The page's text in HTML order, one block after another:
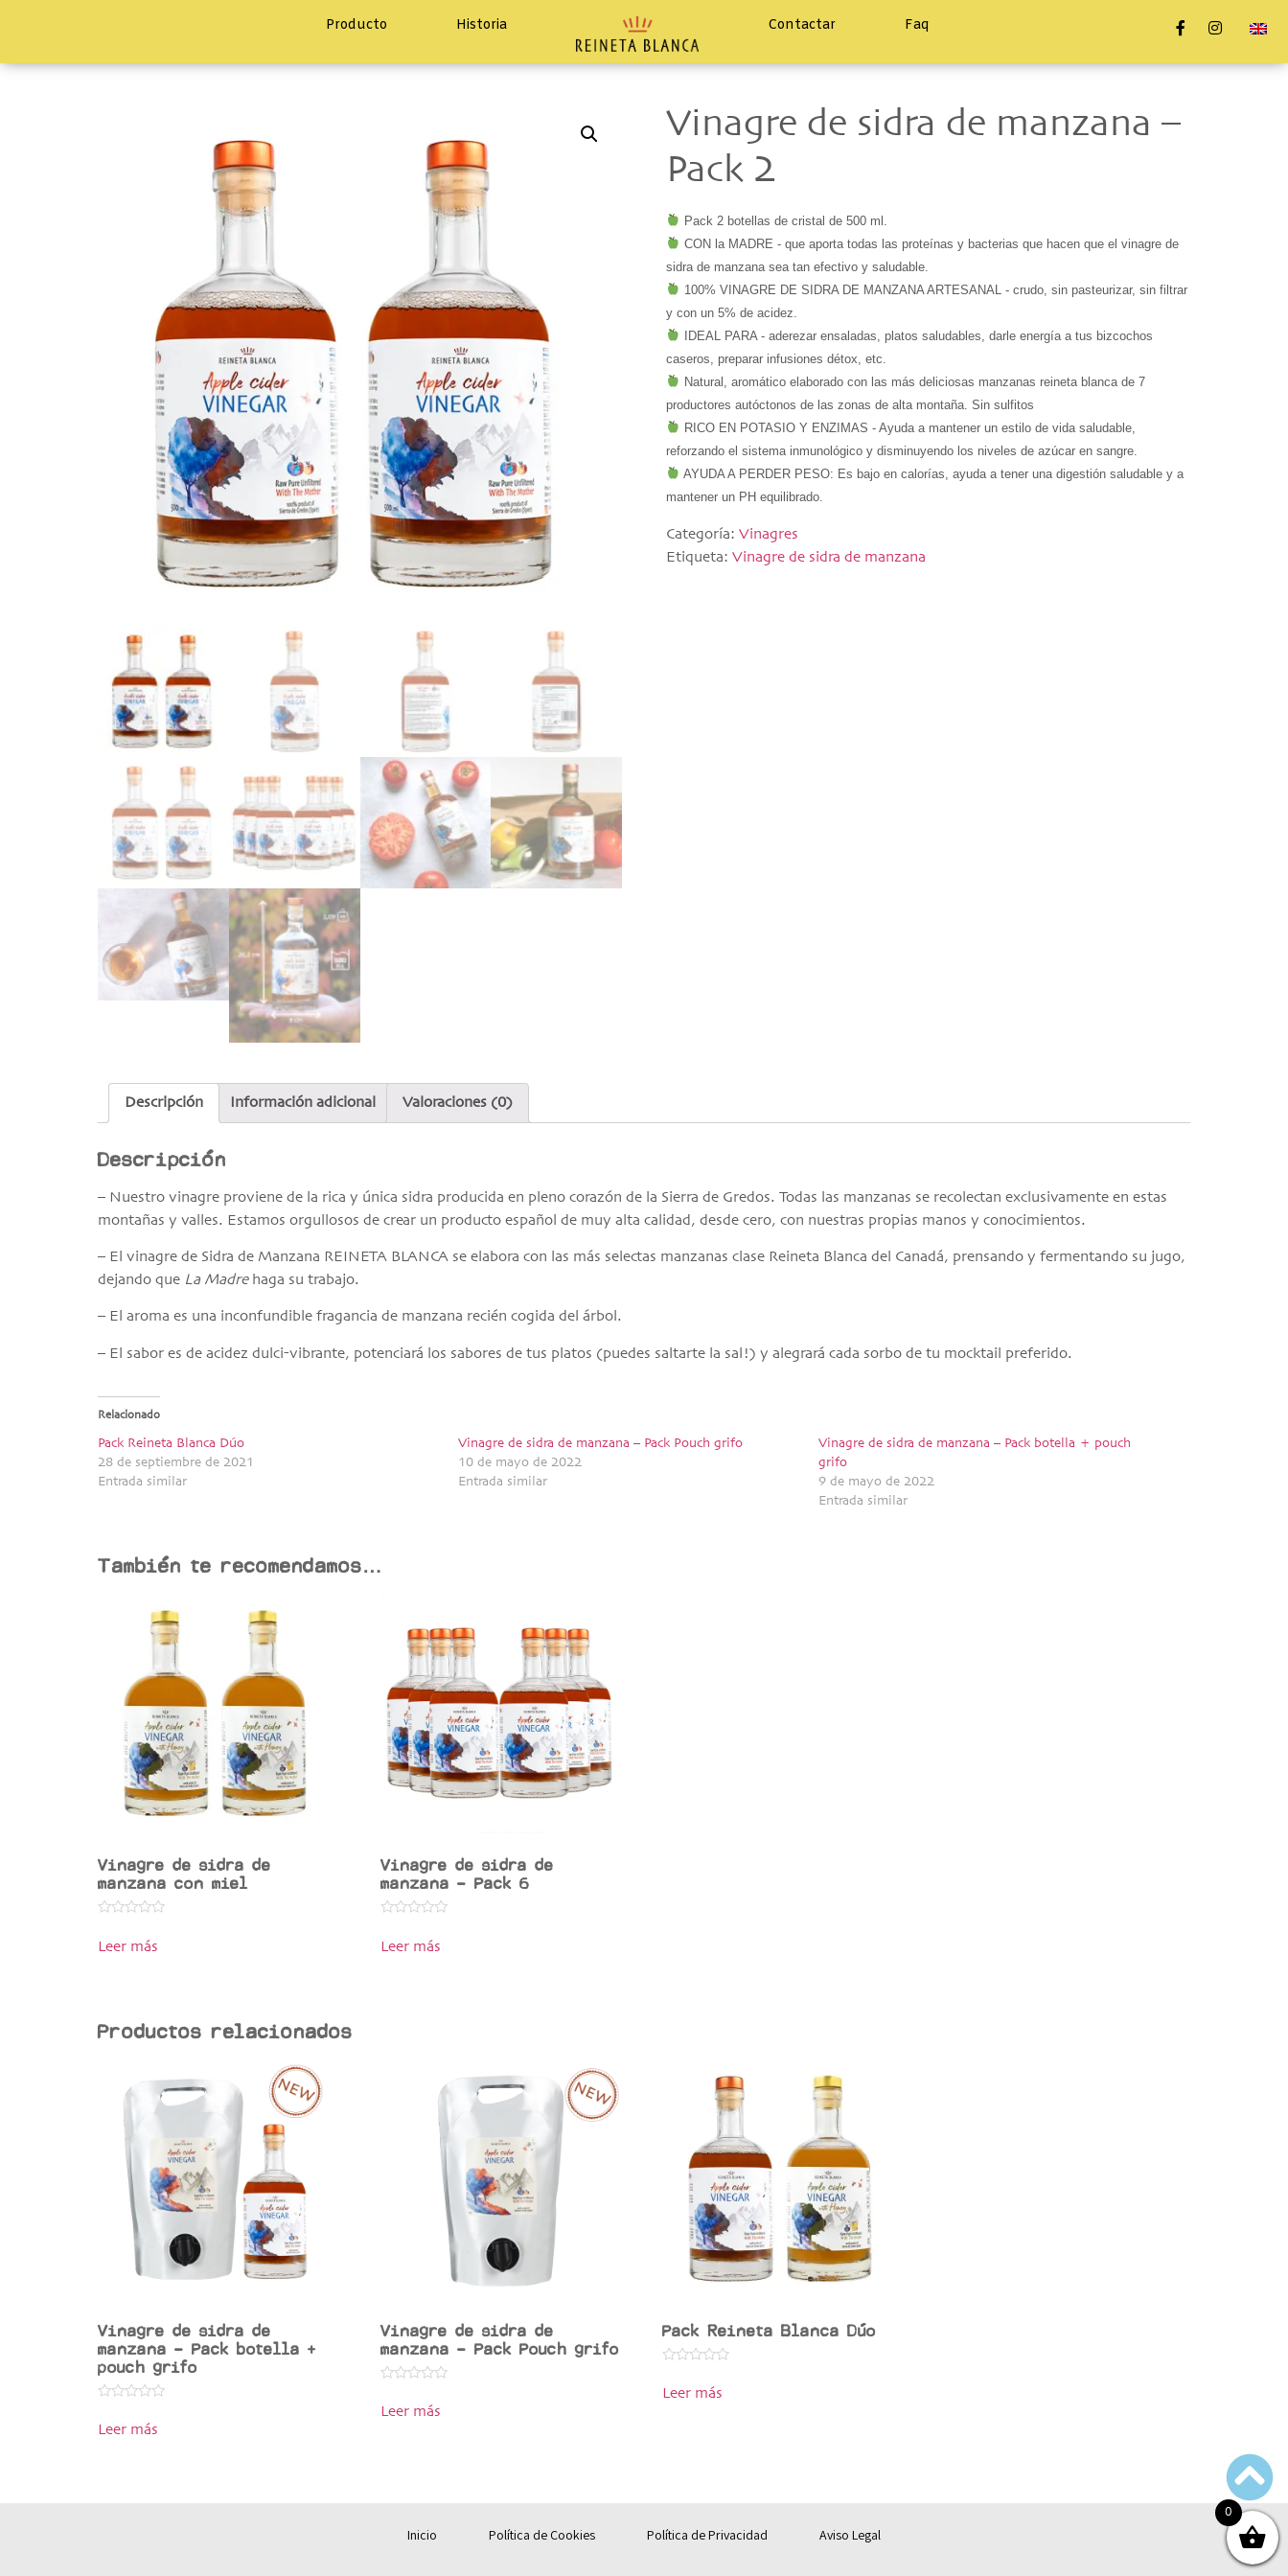
Producto Historia Contactar Faq
Vinagre de sidra de manzana –
Pack 2
CON la MADRE - que aporta todas las proteínas y bacterias que hacen que el vinagre de
100% VINAGRE DE SIDRA DE MANZANA ARTESANAL - crudo, sin pasteurizar, sin filtrar
IDEAL PARA - aderezar ensaladas, platos saludables, darle energía a tus bizcochos
caseros, preparar infusiones détox, etc.
Natural, aromático elaborado con las más deliciosas manzanas reineta blanca de 7
productores autóctonos de las zonas de alta montaña. Sin sulfitos
RICO EN POTASIO Y ENZIMAS - Ayuda a mantener un estilo de vida saludable,
reforzando el sistema inmunológico y disminuyendo los niveles de azúcar en sangre.
AYUDA A PERDER PESO: Es bajo en calorías, ayuda a tener una digestión saludable y a
mantener un PH equilibrado.
Categoría: Vinagres
Etiqueta: Vinagre de sidra de manzana
Descripción Información adicional Valoraciones (0)
Descripción
– Nuestro vinagre proviene de la rica y única sidra producida en pleno corazón de la Sierra de Gredos. Todas las manzanas se recolectan exclusivamente en estas
montañas y valles. Estamos orgullosos de crear un producto español de muy alta calidad, desde cero, con nuestras propias manos y conocimientos.
– El vinagre de Sidra de Manzana REINETA BLANCA se elabora con las más selectas manzanas clase Reineta Blanca del Canadá, prensando y fermentando su jugo,
dejando que La Madrehaga su trabajo.
– El aroma es una inconfundible fragancia de manzana recién cogida del árbol.
– El sabor es de acidez dulci-vibrante, potenciará los sabores de tus platos (puedes saltarte la sal!) y alegrará cada sorbo de tu mocktail preferido.
Relacionado
Pack Reineta Blanca Dúo
28 de septiembre de 2021
Entrada similar
Vinagre de sidra de manzana – Pack Pouch grifo
10 de mayo de 2022
Entrada similar
Vinagre de sidra de manzana – Pack botella + pouch
grifo
9 de mayo de 2022
Entrada similar
También te recomendamos…
Vinagre de sidra de
manzana con miel
0Leer más
Vinagre de sidra de
manzana – Pack 6
0Leer más
Productos relacionados
Vinagre de sidra de
manzana – Pack botella +
pouch grifo
en
0
Leer más
Vinagre de sidra de
manzana – Pack Pouch grifo
en
0
Leer más
Pack Reineta Blanca Dúo
en
0
Leer más
Inicio Política de Cookies Política de Privacidad Aviso Legal
0